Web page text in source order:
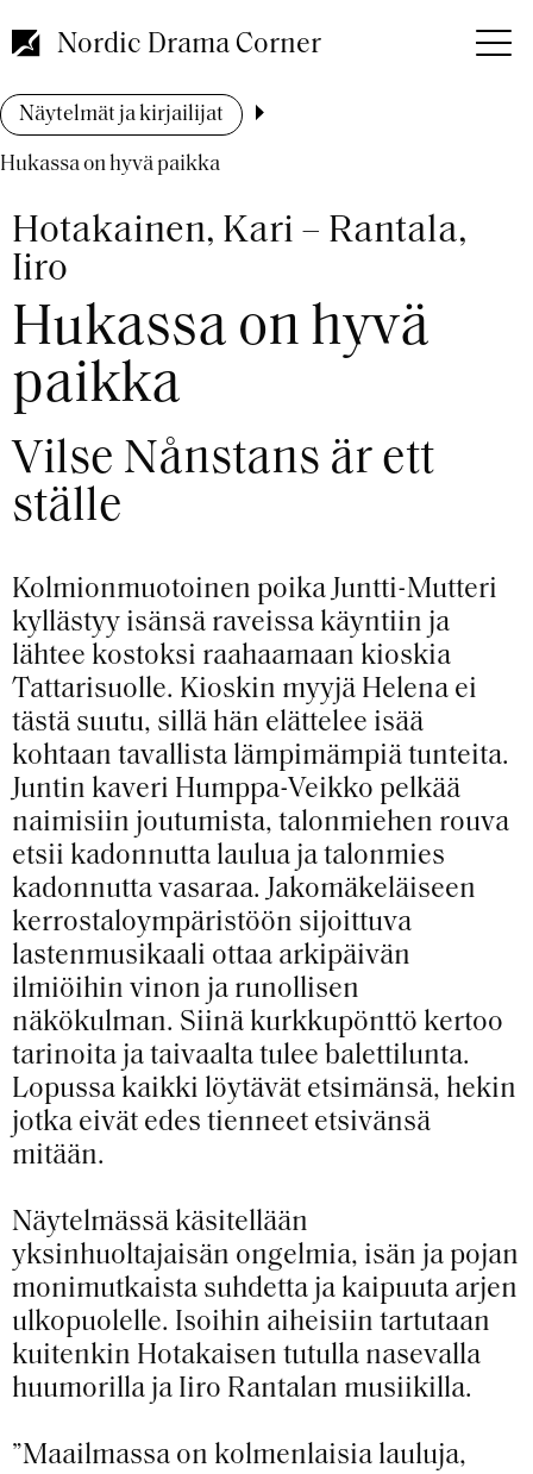
pääsisältöön
Nordic Drama Corner
Murupolku
Näytelmät ja kirjailijat
Hukassa on hyvä paikka
Hotakainen, Kari – Rantala,
Iiro
Hukassa on hyvä
paikka
Vilse Nånstans är ett
ställe
Kolmionmuotoinen poika Juntti-Mutteri
kyllästyy isänsä raveissa käyntiin ja
lähtee kostoksi raahaamaan kioskia
Tattarisuolle. Kioskin myyjä Helena ei
tästä suutu, sillä hän elättelee isää
kohtaan tavallista lämpimämpiä tunteita.
Juntin kaveri Humppa-Veikko pelkää
naimisiin joutumista, talonmiehen rouva
etsii kadonnutta laulua ja talonmies
kadonnutta vasaraa. Jakomäkeläiseen
kerrostaloympäristöön sijoittuva
lastenmusikaali ottaa arkipäivän
ilmiöihin vinon ja runollisen
näkökulman. Siinä kurkkupönttö kertoo
tarinoita ja taivaalta tulee balettilunta.
Lopussa kaikki löytävät etsimänsä, hekin
jotka eivät edes tienneet etsivänsä
mitään.
Näytelmässä käsitellään
yksinhuoltajaisän ongelmia, isän ja pojan
monimutkaista suhdetta ja kaipuuta arjen
ulkopuolelle. Isoihin aiheisiin tartutaan
kuitenkin Hotakaisen tutulla nasevalla
huumorilla ja Iiro Rantalan musiikilla.
”Maailmassa on kolmenlaisia lauluja,